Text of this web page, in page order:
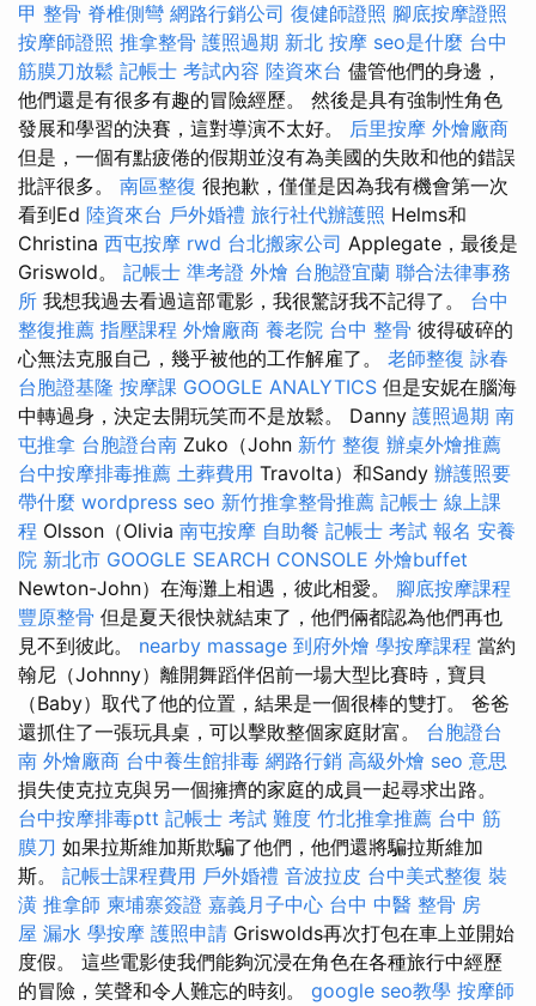
甲 整骨 脊椎側彎 網路行銷公司 復健師證照 腳底按摩證照
按摩師證照 推拿整骨 護照過期 新北 按摩 seo是什麼 台中
筋膜刀放鬆 記帳士 考試內容 陸資來台 儘管他們的身邊，
他們還是有很多有趣的冒險經歷。 然後是具有強制性角色
發展和學習的決賽，這對導演不太好。 后里按摩 外燴廠商
但是，一個有點疲倦的假期並沒有為美國的失敗和他的錯誤
批評很多。 南區整復 很抱歉，僅僅是因為我有機會第一次
看到Ed 陸資來台 戶外婚禮 旅行社代辦護照 Helms和
Christina 西屯按摩 rwd 台北搬家公司 Applegate，最後是
Griswold。 記帳士 準考證 外燴 台胞證宜蘭 聯合法律事務
所 我想我過去看過這部電影，我很驚訝我不記得了。 台中
整復推薦 指壓課程 外燴廠商 養老院 台中 整骨 彼得破碎的
心無法克服自己，幾乎被他的工作解雇了。 老師整復 詠春
台胞證基隆 按摩課 GOOGLE ANALYTICS 但是安妮在腦海
中轉過身，決定去開玩笑而不是放鬆。 Danny 護照過期 南
屯推拿 台胞證台南 Zuko（John 新竹 整復 辦桌外燴推薦
台中按摩排毒推薦 土葬費用 Travolta）和Sandy 辦護照要
帶什麼 wordpress seo 新竹推拿整骨推薦 記帳士 線上課
程 Olsson（Olivia 南屯按摩 自助餐 記帳士 考試 報名 安養
院 新北市 GOOGLE SEARCH CONSOLE 外燴buffet
Newton-John）在海灘上相遇，彼此相愛。 腳底按摩課程
豐原整骨 但是夏天很快就結束了，他們倆都認為他們再也
見不到彼此。 nearby massage 到府外燴 學按摩課程 當約
翰尼（Johnny）離開舞蹈伴侶前一場大型比賽時，寶貝
（Baby）取代了他的位置，結果是一個很棒的雙打。 爸爸
還抓住了一張玩具桌，可以擊敗整個家庭財富。 台胞證台
南 外燴廠商 台中養生館排毒 網路行銷 高級外燴 seo 意思
損失使克拉克與另一個擁擠的家庭的成員一起尋求出路。
台中按摩排毒ptt 記帳士 考試 難度 竹北推拿推薦 台中 筋
膜刀 如果拉斯維加斯欺騙了他們，他們還將騙拉斯維加
斯。 記帳士課程費用 戶外婚禮 音波拉皮 台中美式整復 裝
潢 推拿師 柬埔寨簽證 嘉義月子中心 台中 中醫 整骨 房
屋 漏水 學按摩 護照申請 Griswolds再次打包在車上並開始
度假。 這些電影使我們能夠沉浸在角色在各種旅行中經歷
的冒險，笑聲和令人難忘的時刻。 google seo教學 按摩師